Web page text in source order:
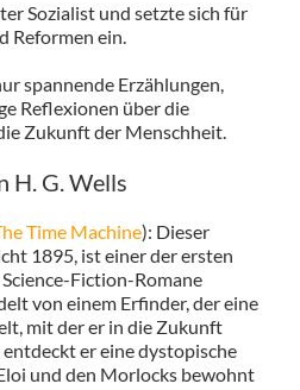
Sozialist und setzte sich für
Reformen ein.
spannende Erzählungen,
Reflexionen über die
Zukunft der Menschheit.
H. G. Wells
Time Machine): Dieser
1895, ist einer der ersten
Fiction-Romane
von einem Erfinder, der eine
mit der er in die Zukunft
entdeckt er eine dystopische
und den Morlocks bewohnt